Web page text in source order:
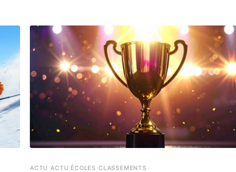
ACTU ACTU ÉCOLES CLASSEMENTS